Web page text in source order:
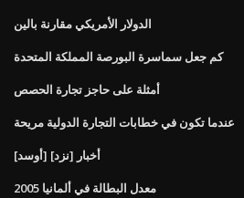
الدولار الأمريكي مقارنة بالين
كم جعل سماسرة البورصة المملكة المتحدة
أمثلة على حاجز تجارة الحصص
عندما تكون في خطابات التجارة الدولية مريحة
أخبار [نزد] [أوسد]
معدل البطالة في ألمانيا 2005